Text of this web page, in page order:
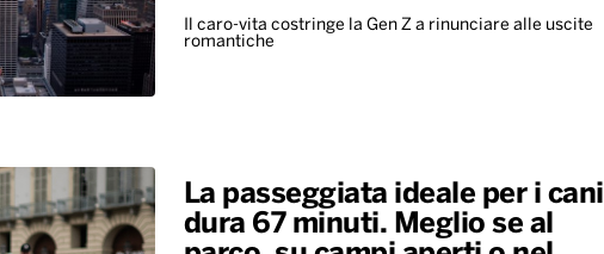
Il caro-vita costringe la Gen Z a rinunciare alle uscite
romantiche
La passeggiata ideale per i cani
dura 67 minuti. Meglio se al